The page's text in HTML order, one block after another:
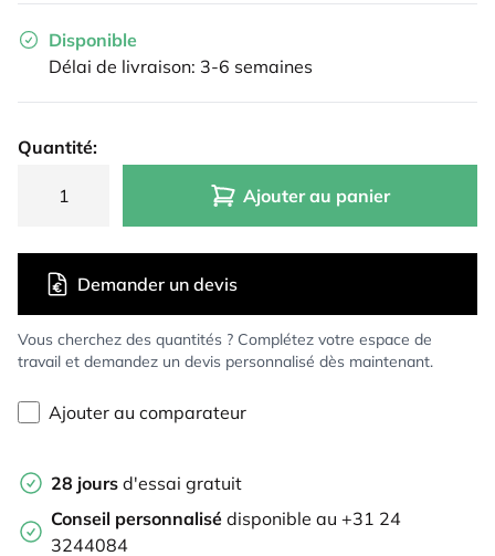
Disponible
Délai de livraison: 3-6 semaines
Quantité:
Ajouter au panier
Vous cherchez des quantités ? Complétez votre espace de
travail et demandez un devis personnalisé dès maintenant.
Demander un devis
Ajouter au comparateur
28 jours d'essai gratuit
Conseil personnalisé disponible au +31 24
3244084